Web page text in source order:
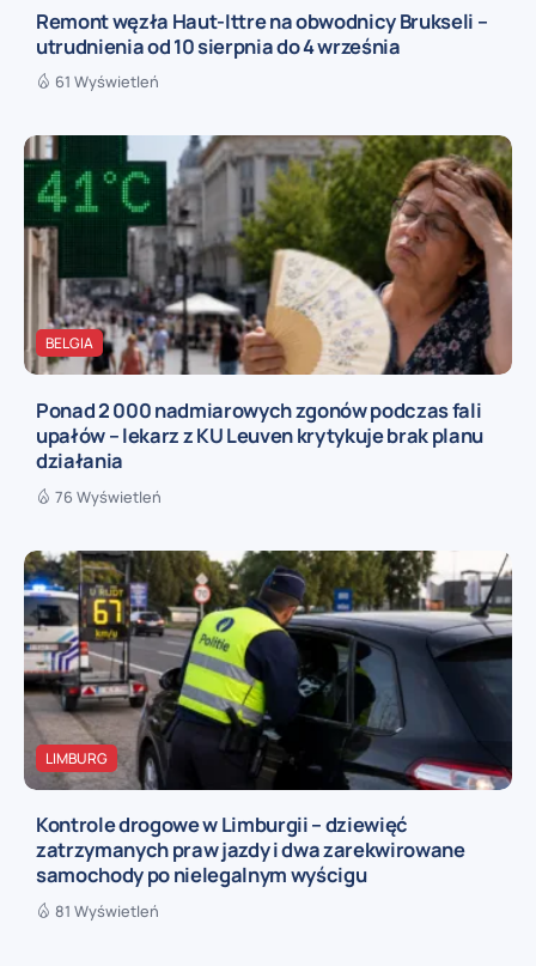
Remont węzła Haut-Ittre na obwodnicy Brukseli –
utrudnienia od 10 sierpnia do 4 września
61 Wyświetleń
BELGIA
Ponad 2 000 nadmiarowych zgonów podczas fali
upałów – lekarz z KU Leuven krytykuje brak planu
działania
76 Wyświetleń
LIMBURG
Kontrole drogowe w Limburgii – dziewięć
zatrzymanych praw jazdy i dwa zarekwirowane
samochody po nielegalnym wyścigu
81 Wyświetleń